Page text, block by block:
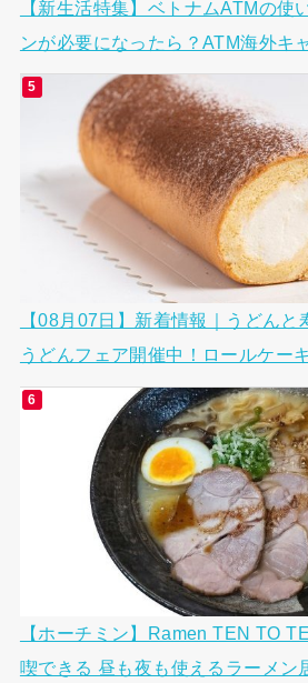
【新生活特集】ベトナムATMの使
ンが必要になったら？ATM海外キ
【08月07日】新着情報｜うどん
うどんフェア開催中！ロールケー
【ホーチミン】Ramen TEN TO
喫できる 昼も夜も使えるラーメン